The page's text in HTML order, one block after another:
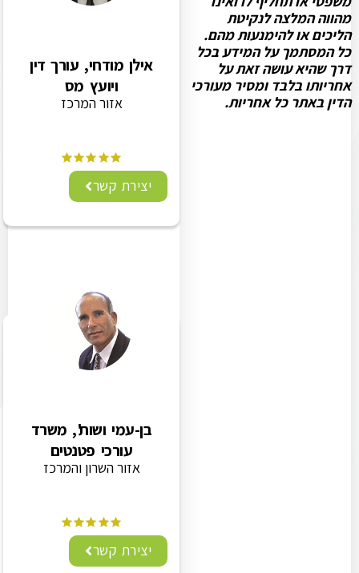
מהווה המלצה לנקיטת
הליכים או להימנעות מהם.
כל המסתמך על המידע בכל
דרך שהיא עושה זאת על
אחריותו בלבד ומסיר מעורכי
הדין באתר כל אחריות.
אילן מודחי, עורך דין
ויועץ מס
אזור המרכז
יצירת קשר
בן-עמי ושות', משרד
עורכי פטנטים
אזור השרון והמרכז
יצירת קשר